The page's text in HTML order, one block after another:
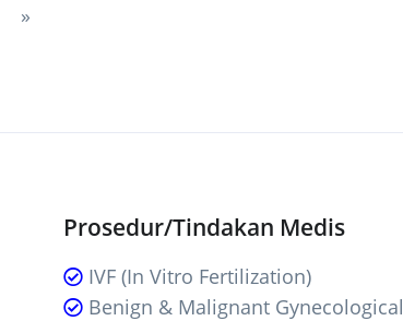
»
Prosedur/Tindakan Medis
IVF (In Vitro Fertilization)
Benign & Malignant Gynecological